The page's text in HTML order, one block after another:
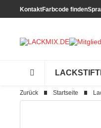
KontaktFarbcode finden
Zurück Startseite